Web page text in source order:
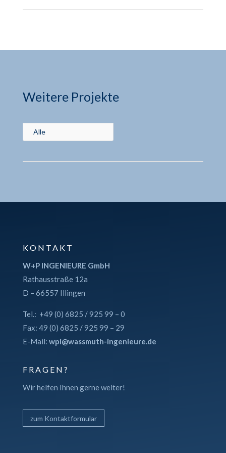
Weitere Projekte
Alle
KONTAKT
W+P INGENIEURE GmbH
Rathausstraße 12a
D – 66557 Illingen
Tel.: +49 (0) 6825 / 925 99 – 0
Fax: 49 (0) 6825 / 925 99 – 29
E-Mail: wpi@wassmuth-ingenieure.de
FRAGEN?
Wir helfen Ihnen gerne weiter!
zum Kontaktformular